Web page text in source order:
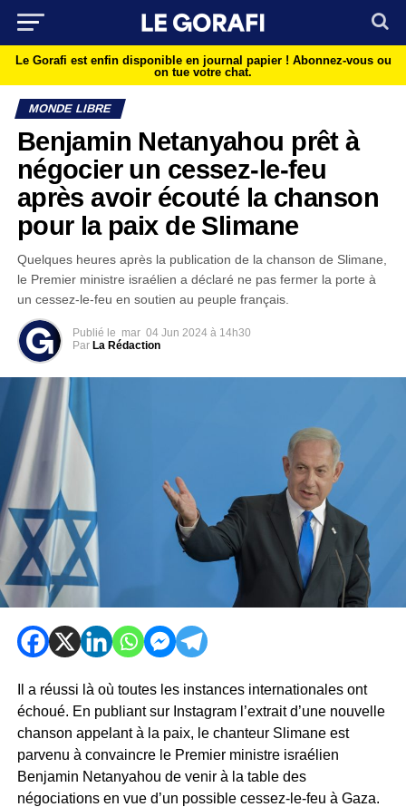
Le Gorafi est enfin disponible en journal papier ! Abonnez-vous ou
on tue votre chat.
MONDE LIBRE
Benjamin Netanyahou prêt à
négocier un cessez-le-feu
après avoir écouté la chanson
pour la paix de Slimane
Quelques heures après la publication de la chanson de Slimane,
le Premier ministre israélien a déclaré ne pas fermer la porte à
un cessez-le-feu en soutien au peuple français.
Publié le mar 04 Jun 2024 à 14h30
Par La Rédaction
Il a réussi là où toutes les instances internationales ont
échoué. En publiant sur Instagram l’extrait d’une nouvelle
chanson appelant à la paix, le chanteur Slimane est
parvenu à convaincre le Premier ministre israélien
Benjamin Netanyahou de venir à la table des
négociations en vue d’un possible cessez-le-feu à Gaza.